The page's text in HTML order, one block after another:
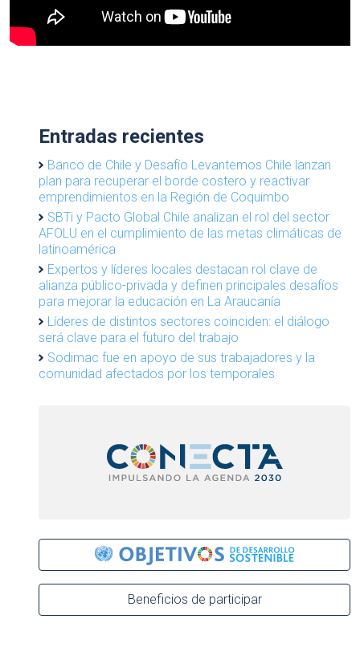
Entradas recientes
Banco de Chile y Desafío Levantemos Chile lanzan
plan para recuperar el borde costero y reactivar
emprendimientos en la Región de Coquimbo
SBTi y Pacto Global Chile analizan el rol del sector
AFOLU en el cumplimiento de las metas climáticas de
latinoamérica
Expertos y líderes locales destacan rol clave de
alianza público-privada y definen principales desafíos
para mejorar la educación en La Araucanía
Líderes de distintos sectores coinciden: el diálogo
será clave para el futuro del trabajo
Sodimac fue en apoyo de sus trabajadores y la
comunidad afectados por los temporales
Beneficios de participar